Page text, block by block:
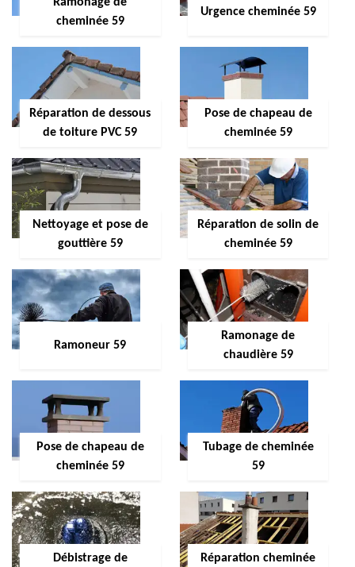
cheminée 59
Urgence cheminée 59
Réparation de dessous
de toiture PVC 59
Pose de chapeau de
cheminée 59
Nettoyage et pose de
gouttière 59
Réparation de solin de
cheminée 59
Ramoneur 59
Ramonage de
chaudière 59
Pose de chapeau de
cheminée 59
Tubage de cheminée
59
Débistrage de
Réparation cheminée